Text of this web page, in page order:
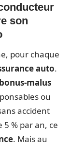
son
pour chaque
auto.
malus
ou
accident
% par an, ce
. Mais au